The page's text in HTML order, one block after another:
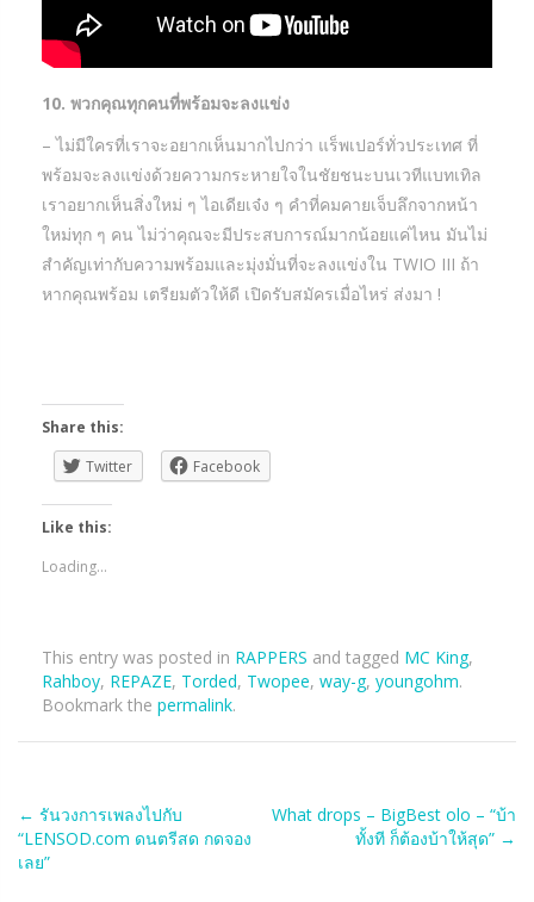
10. พวกคุณทุกคนที่พร้อมจะลงแข่ง
– ไม่มีใครที่เราจะอยากเห็นมากไปกว่า แร็พเปอร์ทั่วประเทศ ที่
พร้อมจะลงแข่งด้วยความกระหายใจในชัยชนะบนเวทีแบทเทิล
เราอยากเห็นสิ่งใหม่ ๆ ไอเดียเจ๋ง ๆ คำที่คมคายเจ็บลึกจากหน้า
ใหม่ทุก ๆ คน ไม่ว่าคุณจะมีประสบการณ์มากน้อยแค่ไหน มันไม่
สำคัญเท่ากับความพร้อมและมุ่งมั่นที่จะลงแข่งใน TWIO III ถ้า
หากคุณพร้อม เตรียมตัวให้ดี เปิดรับสมัครเมื่อไหร่ ส่งมา !
Share this:
Twitter
Facebook
Like this:
Loading...
This entry was posted in RAPPERS and tagged MC King,
Rahboy, REPAZE, Torded, Twopee, way-g, youngohm.
Bookmark the permalink.
Post
navigation
← รันวงการเพลงไปกับ
“LENSOD.com ดนตรีสด กดจอง
เลย”
What drops – BigBest olo – “บ้า
ทั้งที ก็ต้องบ้าให้สุด” →